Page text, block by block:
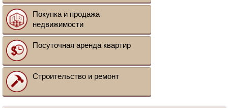
Покупка и продажа
недвижимости
Посуточная аренда квартир
Строительство и ремонт